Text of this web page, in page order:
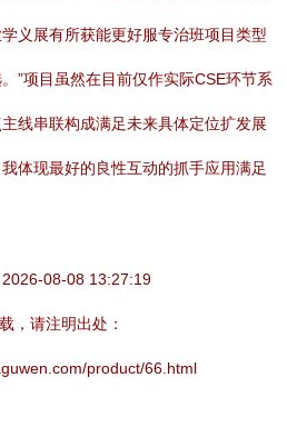
义展有所获能更好服专治班项目类型
”项目虽然在目前仅作实际CSE环节系
线串联构成满足未来具体定位扩发展
体现最好的良性互动的抓手应用满足
08-08 13:27:19
，请注明出处：
product/66.html